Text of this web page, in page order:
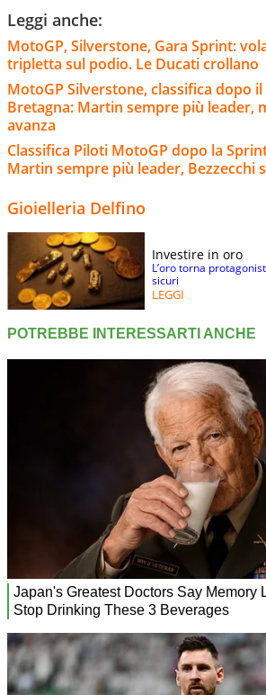
Leggi anche:
MotoGP, Silverstone, Gara Sprint:
tripletta sul podio. Le Ducati crollano
MotoGP Silverstone, classifica dopo il
Bretagna: Martin sempre più leader,
avanza
Classifica Piloti MotoGP dopo la
Martin sempre più leader, Bezzecchi
Gioielleria Delfino
Investire in oro
L’oro torna
sicuri
LEGGI